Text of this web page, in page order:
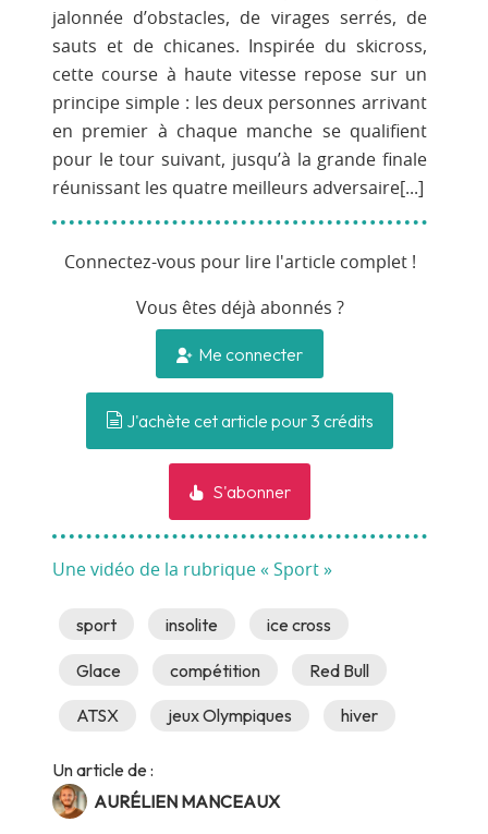
jalonnée d’obstacles, de virages serrés, de
sauts et de chicanes. Inspirée du skicross,
cette course à haute vitesse repose sur un
principe simple : les deux personnes arrivant
en premier à chaque manche se qualifient
pour le tour suivant, jusqu’à la grande finale
réunissant les quatre meilleurs adversaire[...]
Connectez-vous pour lire l'article complet !
Vous êtes déjà abonnés ?
Me connecter
J'achète cet article pour 3 crédits
S'abonner
Une vidéo de la rubrique « Sport »
sport insolite ice cross
Glace compétition Red Bull
ATSX jeux Olympiques hiver
Un article de :
AURÉLIEN MANCEAUX